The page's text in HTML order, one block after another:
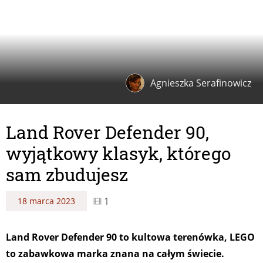
Agnieszka Serafinowicz
Land Rover Defender 90,
wyjątkowy klasyk, którego
sam zbudujesz
18 marca 2023 1
Land Rover Defender 90 to kultowa terenówka, LEGO
to zabawkowa marka znana na całym świecie.